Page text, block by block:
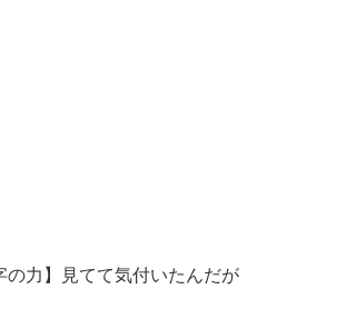
の力】見てて気付いたんだが